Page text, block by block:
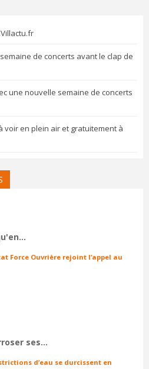
de concerts avant le clap de
une nouvelle semaine de concerts
voir en plein air et gratuitement à
Force Ouvrière rejoint l’appel au
ses…
d’eau se durcissent en